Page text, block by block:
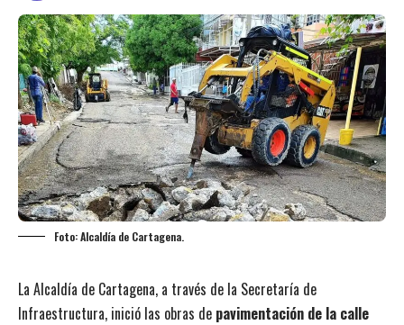
Foto: Alcaldía de Cartagena.
La Alcaldía de Cartagena, a través de la Secretaría de
Infraestructura, inició las obras de pavimentación de la calle